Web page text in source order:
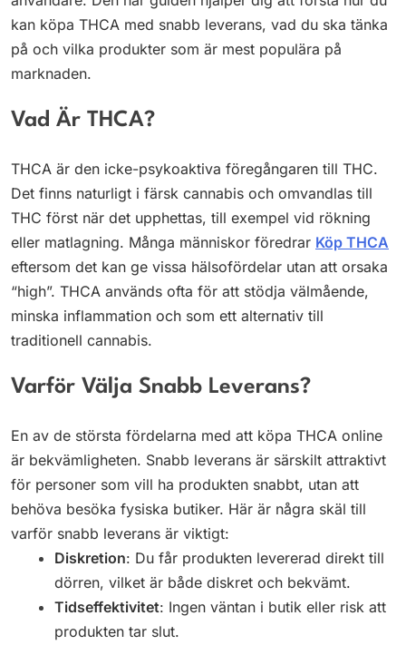
kan köpa THCA med snabb leverans, vad du ska tänka
på och vilka produkter som är mest populära på
marknaden.
Vad Är THCA?
THCA är den icke-psykoaktiva föregångaren till THC.
Det finns naturligt i färsk cannabis och omvandlas till
THC först när det upphettas, till exempel vid rökning
eller matlagning. Många människor föredrar Köp THCA
eftersom det kan ge vissa hälsofördelar utan att orsaka
“high”. THCA används ofta för att stödja välmående,
minska inflammation och som ett alternativ till
traditionell cannabis.
Varför Välja Snabb Leverans?
En av de största fördelarna med att köpa THCA online
är bekvämligheten. Snabb leverans är särskilt attraktivt
för personer som vill ha produkten snabbt, utan att
behöva besöka fysiska butiker. Här är några skäl till
varför snabb leverans är viktigt:
Diskretion: Du får produkten levererad direkt till
dörren, vilket är både diskret och bekvämt.
Tidseffektivitet: Ingen väntan i butik eller risk att
produkten tar slut.